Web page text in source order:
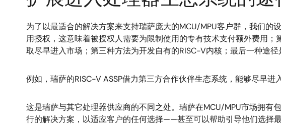
为了以最适合的解决方案来支持瑞萨庞大的MCU/MPU客户群，我们
用授权，这意味着被授权人需要为限制使用的专有技术支付额外费用
取尽早进入市场；第三种方法为开发自有的RISC-V内核；最后一种途
例如，瑞萨的RISC-V ASSP借力第三方合作伙伴生态系统，能够尽早
这是瑞萨与其它处理器供应商的不同之处。瑞萨在MCU/MPU市场拥有
行的解决方案，以适应客户的任何选择——甚至可以帮助引导他们选择